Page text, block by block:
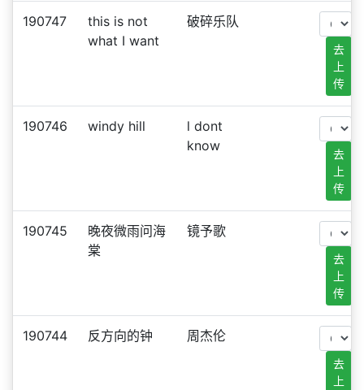
190747
this is not
what I want
破碎乐队
去
上
传
190746 windy hill
l dont
know
去
上
传
190745
晚夜微雨问海
棠
镜予歌
去
上
传
190744 反方向的钟 周杰伦
去
上